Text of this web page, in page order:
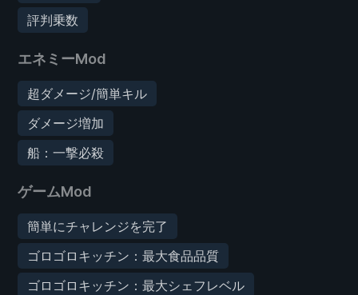
評判乗数
エネミーMod
超ダメージ/簡単キル
ダメージ増加
船：一撃必殺
ゲームMod
簡単にチャレンジを完了
ゴロゴロキッチン：最大食品品質
ゴロゴロキッチン：最大シェフレベル